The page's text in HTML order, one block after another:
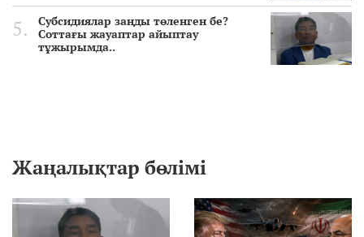
Субсидиялар заңды төленген бе?
Соттағы жауаптар айыптау
тұжырымда..
Жаңалықтар бөлімі